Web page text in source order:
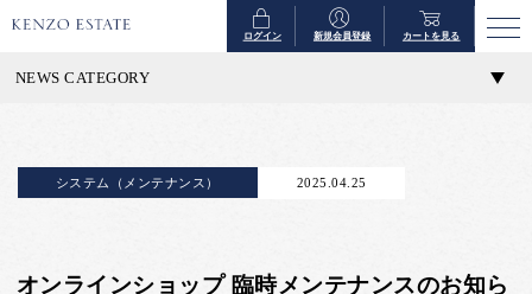
ログイン 新規会員登録 カートを見る
NEWS CATEGORY
システム（メンテナンス） 2025.04.25
オンラインショップ 臨時メンテナンスのお知ら